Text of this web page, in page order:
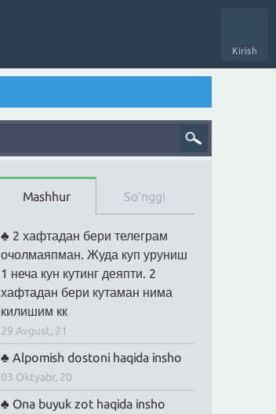
Kirish
Mashhur So'nggi
2 хафтадан бери телеграм
очолмаяпман. Жуда куп уруниш
1 неча кун кутинг деяпти. 2
хафтадан бери кутаман нима
килишим кк
29 Avgust, 21
Alpomish dostoni haqida insho
03 Oktyabr, 20
Ona buyuk zot haqida insho